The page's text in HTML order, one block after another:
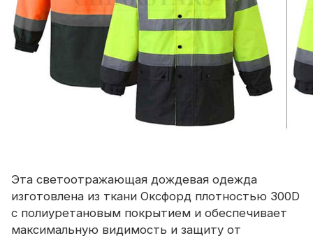
Эта светоотражающая дождевая одежда
изготовлена ​​из ткани Оксфорд плотностью 300D
с полиуретановым покрытием и обеспечивает
максимальную видимость и защиту от